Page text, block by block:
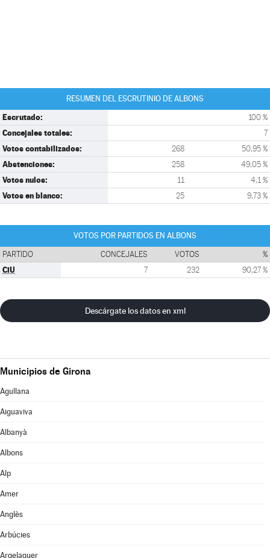
RESUMEN DEL ESCRUTINIO DE ALBONS
Escrutado: 100 %
Concejales totales: 7
Votos contabilizados: 268 50,95 %
Abstenciones: 258 49,05 %
Votos nulos: 11 4,1 %
Votos en blanco: 25 9,73 %
VOTOS POR PARTIDOS EN ALBONS
PARTIDO CONCEJALES VOTOS %
CiU 7 232 90,27 %
Descárgate los datos en xml
Municipios de Girona
Agullana
Aiguaviva
Albanyà
Albons
Alp
Amer
Anglès
Arbúcies
Argelaguer